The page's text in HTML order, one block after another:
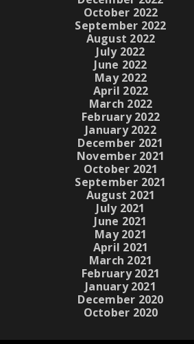
October 2022
September 2022
August 2022
July 2022
June 2022
May 2022
April 2022
March 2022
February 2022
January 2022
December 2021
November 2021
October 2021
September 2021
August 2021
July 2021
June 2021
May 2021
April 2021
March 2021
February 2021
January 2021
December 2020
October 2020